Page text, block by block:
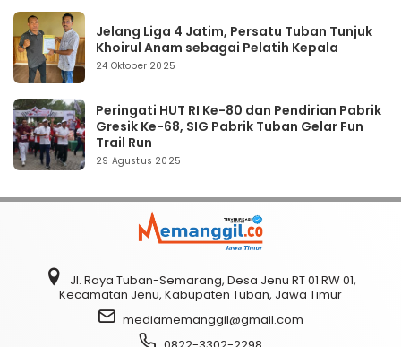
Jelang Liga 4 Jatim, Persatu Tuban Tunjuk
Khoirul Anam sebagai Pelatih Kepala
24 Oktober 2025
Peringati HUT RI Ke-80 dan Pendirian Pabrik
Gresik Ke-68, SIG Pabrik Tuban Gelar Fun
Trail Run
29 Agustus 2025
Jl. Raya Tuban-Semarang, Desa Jenu RT 01 RW 01,
Kecamatan Jenu, Kabupaten Tuban, Jawa Timur
mediamemanggil@gmail.com